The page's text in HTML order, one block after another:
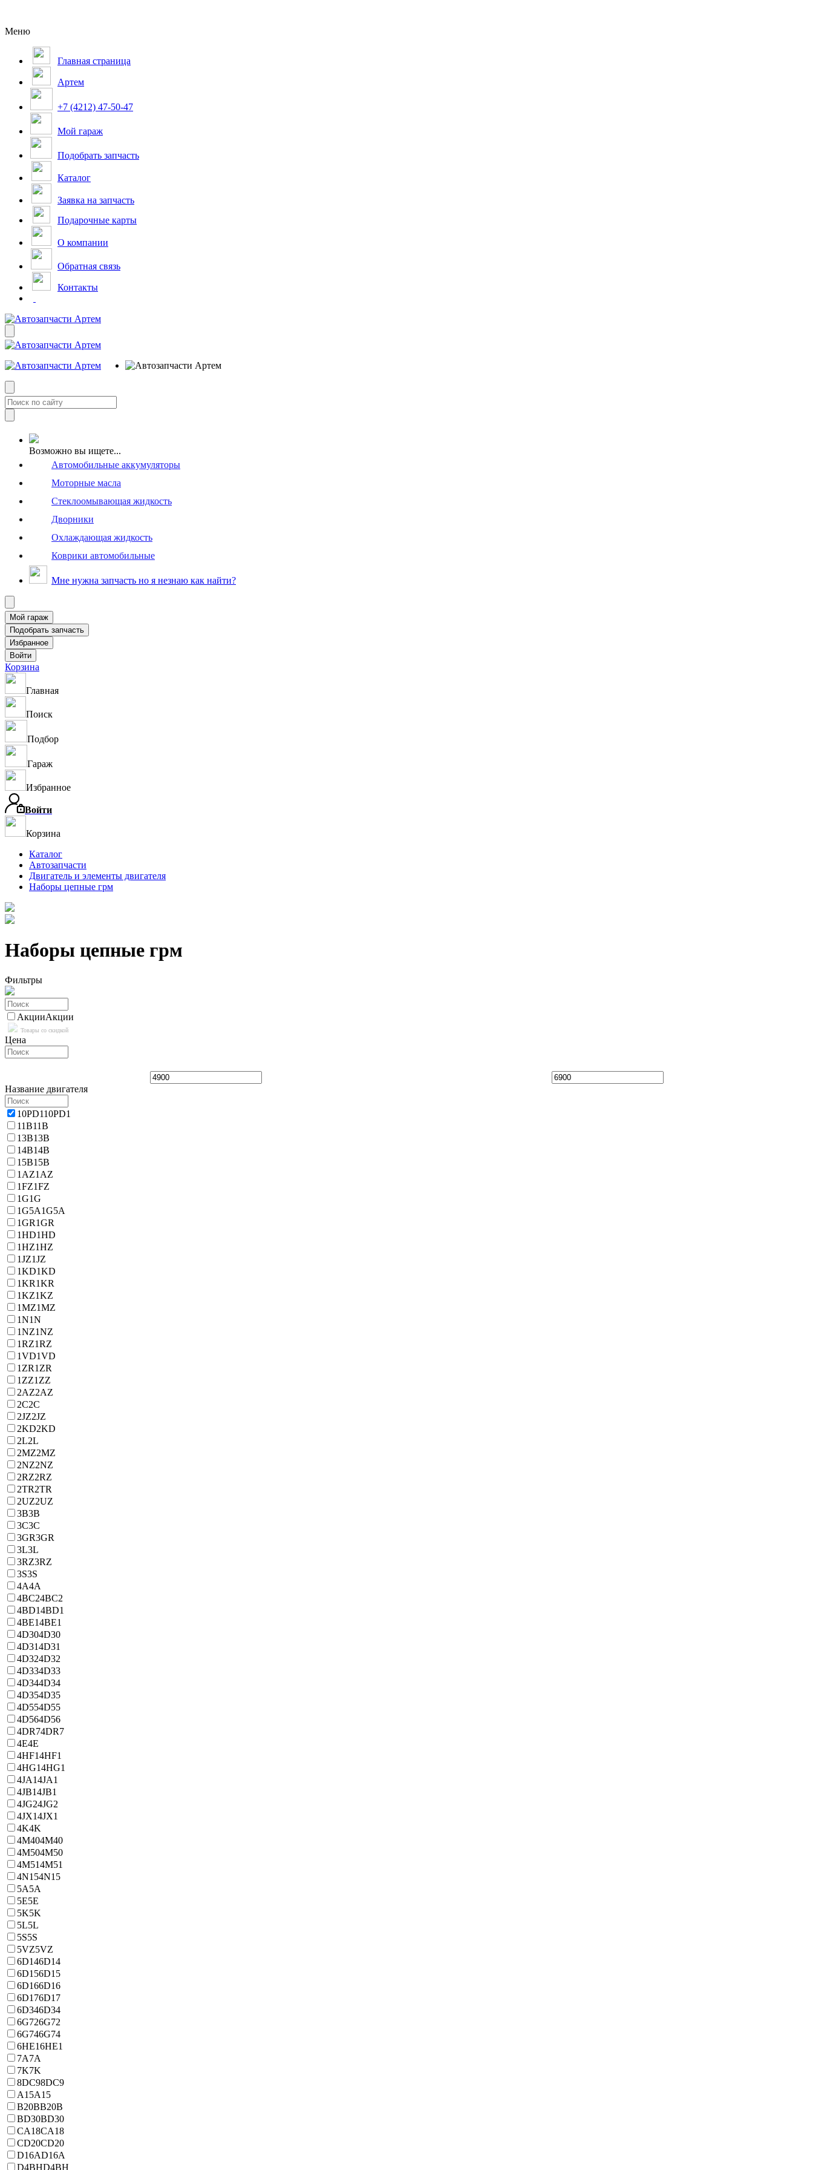
Меню
Главная страница
Артем
+7 (4212) 47-50-47
Мой гараж
Подобрать запчасть
Каталог
Заявка на запчасть
Подарочные карты
О компании
Обратная связь
Контакты
Возможно вы ищете...
Автомобильные аккумуляторы
Моторные масла
Стеклоомывающая жидкость
Дворники
Охлаждающая жидкость
Коврики автомобильные
Мне нужна запчасть но я незнаю как найти?
Корзина
Главная
Поиск
Подбор
Гараж
Избранное
Войти
Корзина
Каталог
Автозапчасти
Двигатель и элементы двигателя
Наборы цепные грм
Наборы цепные грм
Фильтры
АкцииАкции
Товары со скидкой
Цена
Название двигателя
10PD110PD1
11B11B
13B13B
14B14B
15B15B
1AZ1AZ
1FZ1FZ
1G1G
1G5A1G5A
1GR1GR
1HD1HD
1HZ1HZ
1JZ1JZ
1KD1KD
1KR1KR
1KZ1KZ
1MZ1MZ
1N1N
1NZ1NZ
1RZ1RZ
1VD1VD
1ZR1ZR
1ZZ1ZZ
2AZ2AZ
2C2C
2JZ2JZ
2KD2KD
2L2L
2MZ2MZ
2NZ2NZ
2RZ2RZ
2TR2TR
2UZ2UZ
3B3B
3C3C
3GR3GR
3L3L
3RZ3RZ
3S3S
4A4A
4BC24BC2
4BD14BD1
4BE14BE1
4D304D30
4D314D31
4D324D32
4D334D33
4D344D34
4D354D35
4D554D55
4D564D56
4DR74DR7
4E4E
4HF14HF1
4HG14HG1
4JA14JA1
4JB14JB1
4JG24JG2
4JX14JX1
4K4K
4M404M40
4M504M50
4M514M51
4N154N15
5A5A
5E5E
5K5K
5L5L
5S5S
5VZ5VZ
6D146D14
6D156D15
6D166D16
6D176D17
6D346D34
6G726G72
6G746G74
6HE16HE1
7A7A
7K7K
8DC98DC9
A15A15
B20BB20B
BD30BD30
CA18CA18
CD20CD20
D16AD16A
D4BHD4BH